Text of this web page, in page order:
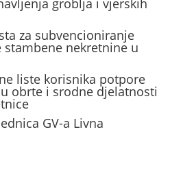
groblja i vjerskih
za subvencioniranje
stambene nekretnine u
liste korisnika potpore
obrte i srodne djelatnosti
GV-a Livna